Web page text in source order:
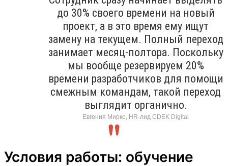
до 30% своего времени на новый
проект, а в это время ему ищут
замену на текущем. Полный переход
занимает месяц-полтора. Поскольку
мы вообще резервируем 20%
времени разработчиков для помощи
смежным командам, такой переход
выглядит органично.
Евгения Мирко, HR-лид CDEK Digital
Условия работы: обучение